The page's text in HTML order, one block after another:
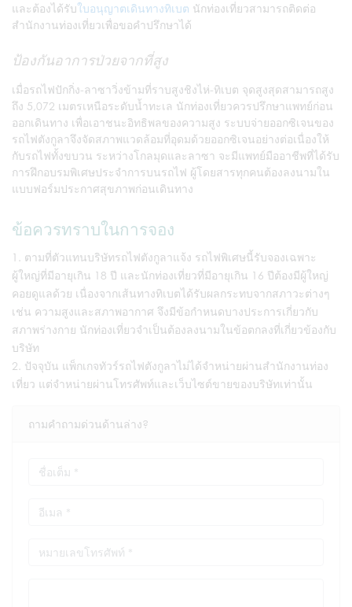
และต้องได้รับใบอนุญาตเดินทางทิเบต นักท่องเที่ยวสามารถติดต่อ
สำนักงานท่องเที่ยวเพื่อขอคำปรึกษาได้
ป้องกันอาการป่วยจากที่สูง
เมื่อรถไฟปักกิ่ง-ลาซาวิ่งข้ามที่ราบสูงชิงไห่-ทิเบต จุดสูงสุดสามารถสูง
ถึง 5,072 เมตรเหนือระดับน้ำทะเล นักท่องเที่ยวควรปรึกษาแพทย์ก่อน
ออกเดินทาง เพื่อเอาชนะอิทธิพลของความสูง ระบบจ่ายออกซิเจนของ
รถไฟตังกูลาจึงจัดสภาพแวดล้อมที่อุดมด้วยออกซิเจนอย่างต่อเนื่องให้
กับรถไฟทั้งขบวน ระหว่างโกลมุดและลาซา จะมีแพทย์มืออาชีพที่ได้รับ
การฝึกอบรมพิเศษประจำการบนรถไฟ ผู้โดยสารทุกคนต้องลงนามใน
แบบฟอร์มประกาศสุขภาพก่อนเดินทาง
ข้อควรทราบในการจอง
ตามที่ตัวแทนบริษัทรถไฟตังกูลาแจ้ง รถไฟพิเศษนี้รับจองเฉพาะ
ผู้ใหญ่ที่มีอายุเกิน 18 ปี และนักท่องเที่ยวที่มีอายุเกิน 16 ปีต้องมีผู้ใหญ่
คอยดูแลด้วย เนื่องจากเส้นทางทิเบตได้รับผลกระทบจากสภาวะต่างๆ
เช่น ความสูงและสภาพอากาศ จึงมีข้อกำหนดบางประการเกี่ยวกับ
สภาพร่างกาย นักท่องเที่ยวจำเป็นต้องลงนามในข้อตกลงที่เกี่ยวข้องกับ
บริษัท
ปัจจุบัน แพ็กเกจทัวร์รถไฟตังกูลาไม่ได้จำหน่ายผ่านสำนักงานท่อง
เที่ยว แต่จำหน่ายผ่านโทรศัพท์และเว็บไซต์ขายของบริษัทเท่านั้น
ถามคำถามด่วนด้านล่าง?